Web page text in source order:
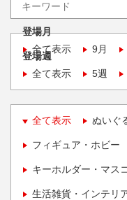
登場月
全て表示
9月
登場週
全て表示
5週
全て表示 ぬいぐ
フィギュア・ホビー
キーホルダー・マス
生活雑貨・インテリ